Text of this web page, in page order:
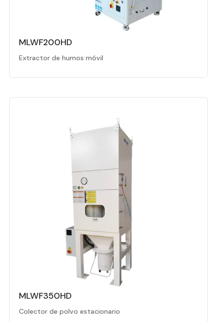
MLWF200HD
Extractor de humos móvil
MLWF350HD
Colector de polvo estacionario